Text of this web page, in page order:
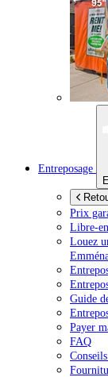
Entreposage
Prix
Libre-
Louez
Guide
Payer
FAQ